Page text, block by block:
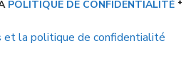
POLITIQUE DE CONFIDENTIALITÉ *
et la politique de confidentialité